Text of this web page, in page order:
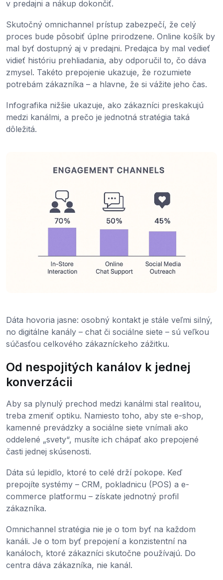
v predajni a nákup dokončiť.
Skutočný omnichannel prístup zabezpečí, že celý
proces bude pôsobiť úplne prirodzene. Online košík by
mal byť dostupný aj v predajni. Predajca by mal vedieť
vidieť históriu prehliadania, aby odporučil to, čo dáva
zmysel. Takéto prepojenie ukazuje, že rozumiete
potrebám zákazníka – a hlavne, že si vážite jeho čas.
Infografika nižšie ukazuje, ako zákazníci preskakujú
medzi kanálmi, a prečo je jednotná stratégia taká
dôležitá.
Dáta hovoria jasne: osobný kontakt je stále veľmi silný,
no digitálne kanály – chat či sociálne siete – sú veľkou
súčasťou celkového zákazníckeho zážitku.
Od nespojitých kanálov k jednej
konverzácii
Aby sa plynulý prechod medzi kanálmi stal realitou,
treba zmeniť optiku. Namiesto toho, aby ste e-shop,
kamenné prevádzky a sociálne siete vnímali ako
oddelené „svety“, musíte ich chápať ako prepojené
časti jednej skúsenosti.
Dáta sú lepidlo, ktoré to celé drží pokope. Keď
prepojíte systémy – CRM, pokladnicu (POS) a e-
commerce platformu – získate jednotný profil
zákazníka.
Omnichannel stratégia nie je o tom byť na každom
kanáli. Je o tom byť prepojení a konzistentní na
kanáloch, ktoré zákazníci skutočne používajú. Do
centra dáva zákazníka, nie kanál.